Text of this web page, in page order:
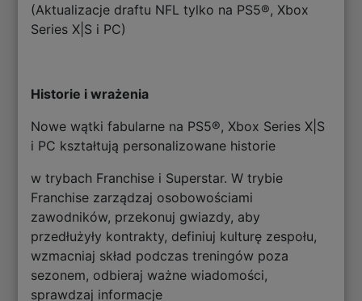
(Aktualizacje draftu NFL tylko na PS5®, Xbox
Series X|S i PC)
Historie i wrażenia
Nowe wątki fabularne na PS5®, Xbox Series X|S
i PC kształtują personalizowane historie
w trybach Franchise i Superstar. W trybie
Franchise zarządzaj osobowościami
zawodników, przekonuj gwiazdy, aby
przedłużyły kontrakty, definiuj kulturę zespołu,
wzmacniaj skład podczas treningów poza
sezonem, odbieraj ważne wiadomości,
sprawdzaj informacje